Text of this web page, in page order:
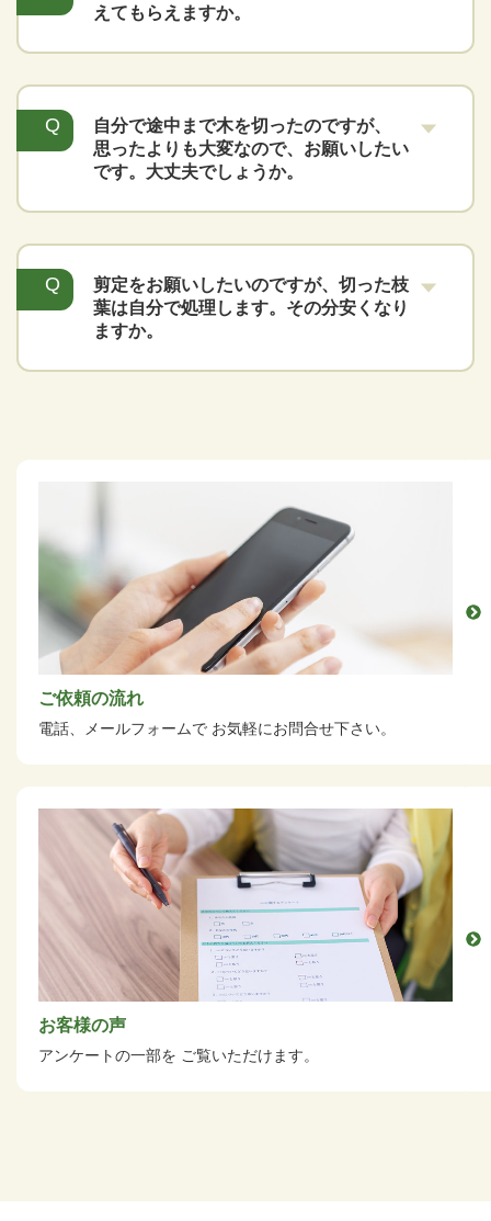
えてもらえますか。
自分で途中まで木を切ったのですが、
思ったよりも大変なので、お願いしたい
です。大丈夫でしょうか。
剪定をお願いしたいのですが、切った枝
葉は自分で処理します。その分安くなり
ますか。
ご依頼の流れ
電話、メールフォームで お気軽にお問合せ下さい。
お客様の声
アンケートの一部を ご覧いただけます。